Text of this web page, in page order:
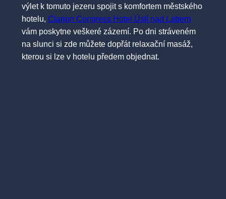
výlet k tomuto jezeru spojit s komfortem městského
hotelu, Clarion Congress Hotel Ústí nad Labem
vám poskytne veškeré zázemí. Po dni stráveném
na slunci si zde můžete dopřát relaxační masáž,
kterou si lze v hotelu předem objednat.